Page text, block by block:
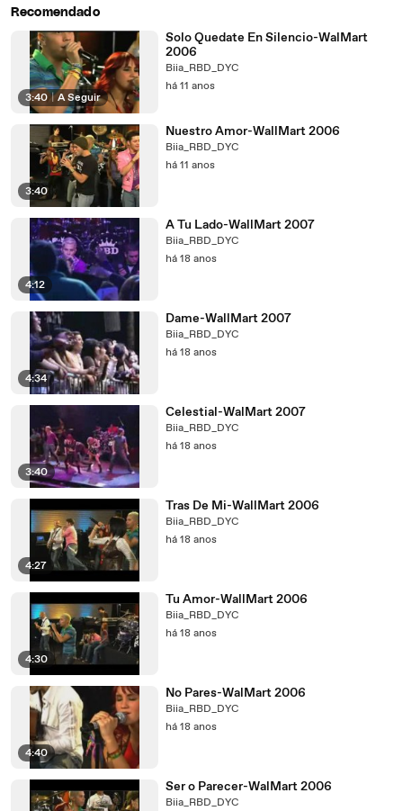
Recomendado
3:40 | A Seguir
Solo Quedate En Silencio-WalMart
2006
Biia_RBD_DYC
há 11 anos
3:40
Nuestro Amor-WallMart 2006
Biia_RBD_DYC
há 11 anos
4:12
A Tu Lado-WallMart 2007
Biia_RBD_DYC
há 18 anos
4:34
Dame-WallMart 2007
Biia_RBD_DYC
há 18 anos
3:40
Celestial-WalMart 2007
Biia_RBD_DYC
há 18 anos
4:27
Tras De Mi-WallMart 2006
Biia_RBD_DYC
há 18 anos
4:30
Tu Amor-WallMart 2006
Biia_RBD_DYC
há 18 anos
4:40
No Pares-WalMart 2006
Biia_RBD_DYC
há 18 anos
Ser o Parecer-WalMart 2006
Biia_RBD_DYC